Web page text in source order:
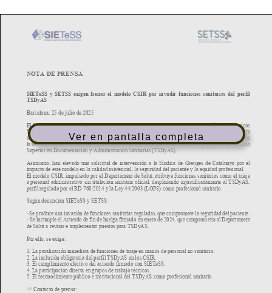
Ver en pantalla completa